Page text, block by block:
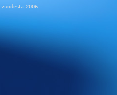
2006